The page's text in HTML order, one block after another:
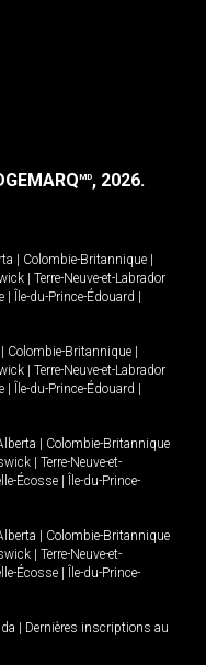
MD, 2026.
Colombie-Britannique
Terre-Neuve-et-Labrador
Île-du-Prince-Édouard
Colombie-Britannique
Terre-Neuve-et-Labrador
Île-du-Prince-Édouard
Colombie-Britannique
Terre-Neuve-et-
Écosse
Île-du-Prince-
Colombie-Britannique
Terre-Neuve-et-
Écosse
Île-du-Prince-
Dernières inscriptions au